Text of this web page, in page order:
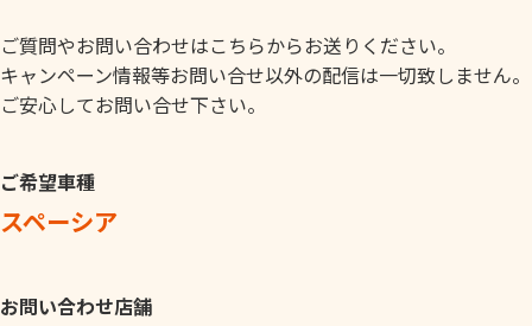
ご質問やお問い合わせはこちらからお送りください。
キャンペーン情報等お問い合せ以外の配信は一切致しません。
ご安心してお問い合せ下さい。
ご希望車種
スペーシア
お問い合わせ店舗